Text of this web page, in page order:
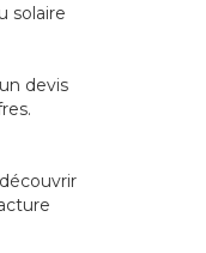
solaire
devis